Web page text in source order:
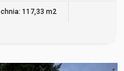
117,33 m2